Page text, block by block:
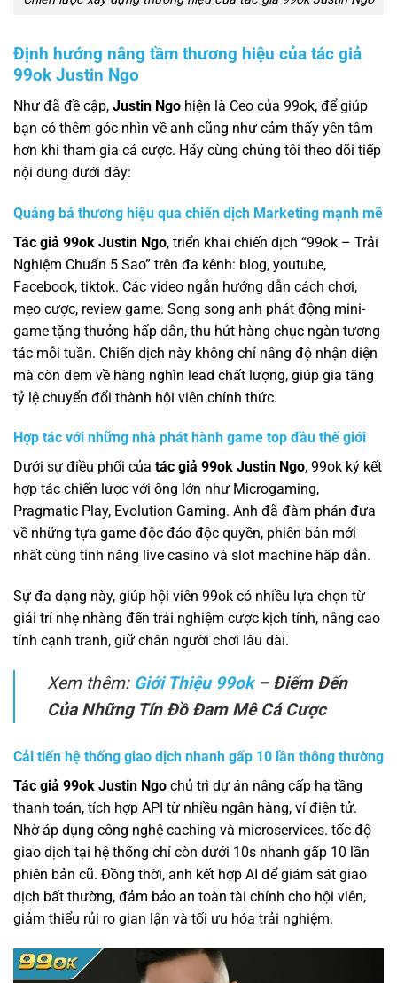
Định hướng nâng tầm thương hiệu của tác giả
99ok Justin Ngo
Như đã đề cập, Justin Ngo hiện là Ceo của 99ok, để giúp
bạn có thêm góc nhìn về anh cũng như cảm thấy yên tâm
hơn khi tham gia cá cược. Hãy cùng chúng tôi theo dõi tiếp
nội dung dưới đây:
Quảng bá thương hiệu qua chiến dịch Marketing mạnh mẽ
Tác giả 99ok Justin Ngo, triển khai chiến dịch “99ok – Trải
Nghiệm Chuẩn 5 Sao” trên đa kênh: blog, youtube,
Facebook, tiktok. Các video ngắn hướng dẫn cách chơi,
mẹo cược, review game. Song song anh phát động mini-
game tặng thưởng hấp dẫn, thu hút hàng chục ngàn tương
tác mỗi tuần. Chiến dịch này không chỉ nâng độ nhận diện
mà còn đem về hàng nghìn lead chất lượng, giúp gia tăng
tỷ lệ chuyển đổi thành hội viên chính thức.
Hợp tác với những nhà phát hành game top đầu thế giới
Dưới sự điều phối của tác giả 99ok Justin Ngo, 99ok ký kết
hợp tác chiến lược với ông lớn như Microgaming,
Pragmatic Play, Evolution Gaming. Anh đã đàm phán đưa
về những tựa game độc đáo độc quyền, phiên bản mới
nhất cùng tính năng live casino và slot machine hấp dẫn.
Sự đa dạng này, giúp hội viên 99ok có nhiều lựa chọn từ
giải trí nhẹ nhàng đến trải nghiệm cược kịch tính, nâng cao
tính cạnh tranh, giữ chân người chơi lâu dài.
Xem thêm: Giới Thiệu 99ok– Điểm Đến
Của Những Tín Đồ Đam Mê Cá Cược
Cải tiến hệ thống giao dịch nhanh gấp 10 lần thông thường
Tác giả 99ok Justin Ngo chủ trì dự án nâng cấp hạ tầng
thanh toán, tích hợp API từ nhiều ngân hàng, ví điện tử.
Nhờ áp dụng công nghệ caching và microservices. tốc độ
giao dịch tại hệ thống chỉ còn dưới 10s nhanh gấp 10 lần
phiên bản cũ. Đồng thời, anh kết hợp AI để giám sát giao
dịch bất thường, đảm bảo an toàn tài chính cho hội viên,
giảm thiểu rủi ro gian lận và tối ưu hóa trải nghiệm.